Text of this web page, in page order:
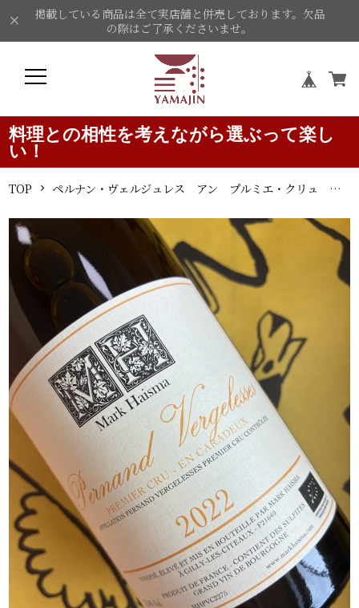
掲載している商品は全て実店舗と併売しております。欠品
の際はご了承くださいませ。
料理との相性を考えながら選ぶって楽し
い！
TOP ペルナン・ヴェルジュレス アン プルミエ・クリュ アン・カラドゥ ブラン 2022 マーク・ハイスマ 白ワイン